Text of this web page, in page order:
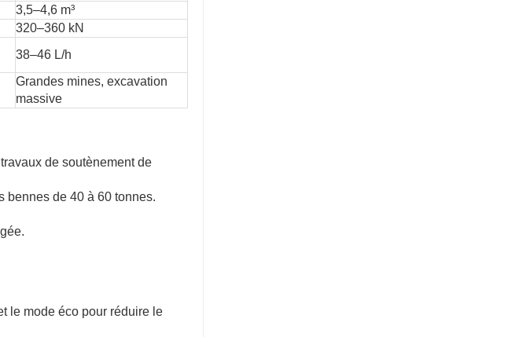
3,5–4,6 m³
320–360 kN
38–46 L/h
Grandes mines, excavation
massive
de soutènement de
bennes de 40 à 60 tonnes.
le mode éco pour réduire le